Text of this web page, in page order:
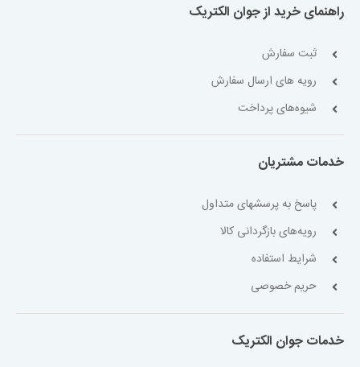
راهنمای خرید از جوان الکتریک
ثبت سفارش
رویه های ارسال سفارش
شیوه‌های پرداخت
خدمات مشتریان
پاسخ به پرسشهای متداول
رویه‌های بازگردانی کالا
شرایط استفاده
حریم خصوصی
خدمات جوان الکتریک